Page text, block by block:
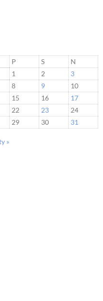
P S
N
1
2
3
8 9
10
15 16
17
22 23
24
29 30 31
»